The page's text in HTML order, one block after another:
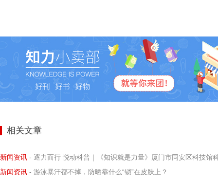
相关文章
新闻资讯 - 逐力而行 悦动科普｜《知识就是力量》厦门市同安区科技馆科学小记者探寻阿基米德力学
新闻资讯 - 游泳暴汗都不掉，防晒靠什么“锁”在皮肤上？